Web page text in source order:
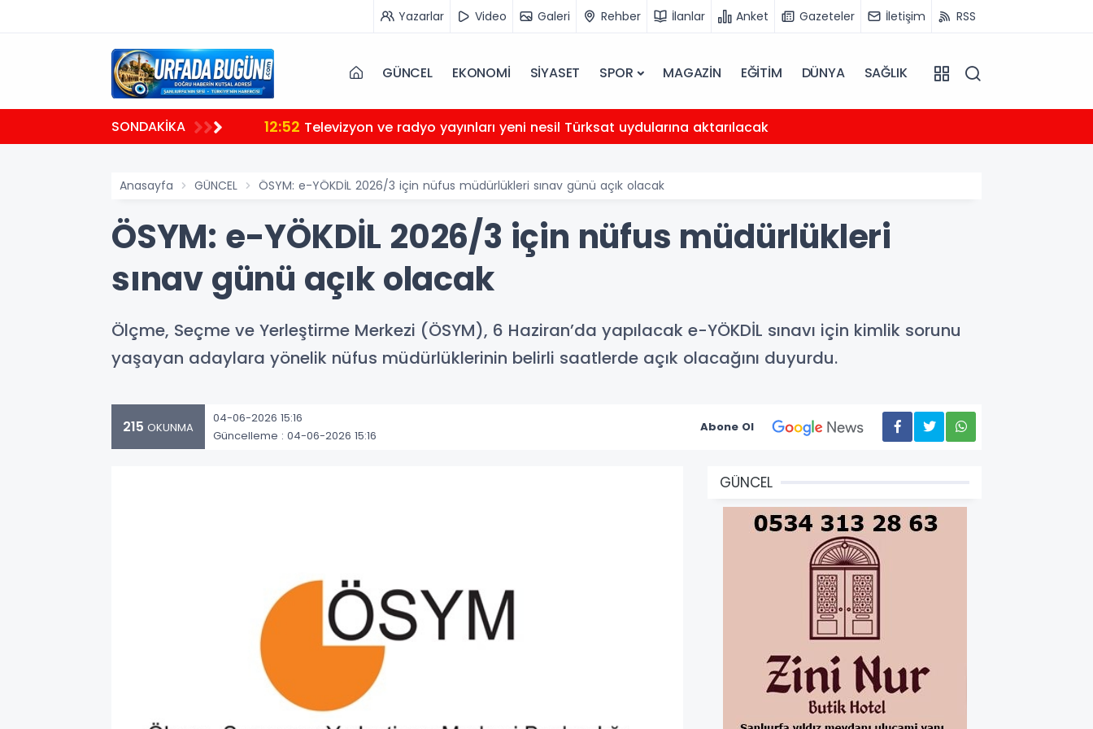
Yazarlar Video Galeri Rehber İlanlar Anket Gazeteler İletişim RSS
GÜNCEL EKONOMİ SİYASET SPOR MAGAZİN EĞİTİM DÜNYA SAĞLIK
SONDAKİKA 12:52 Televizyon ve radyo yayınları yeni nesil Türksat uydularına aktarılacak
Anasayfa GÜNCEL ÖSYM: e-YÖKDİL 2026/3 için nüfus müdürlükleri sınav günü açık olacak
ÖSYM: e-YÖKDİL 2026/3 için nüfus müdürlükleri
sınav günü açık olacak
Ölçme, Seçme ve Yerleştirme Merkezi (ÖSYM), 6 Haziran’da yapılacak e-YÖKDİL sınavı için kimlik sorunu
yaşayan adaylara yönelik nüfus müdürlüklerinin belirli saatlerde açık olacağını duyurdu.
215 OKUNMA
04-06-2026 15:16
Güncelleme : 04-06-2026 15:16
Abone Ol
GÜNCEL